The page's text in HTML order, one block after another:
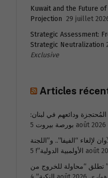
Kuwait and the Future of
Projection 29 juillet
Strategic Assessment:
Strategic Neutralization
Exclusive
Articles
ودائعهم في لبنان:
بورصة بيروت 5 août 2026
لإلغاء “الفيفا”.. و”اللجنة
الأولمبية الدولية”! 5 août
تطلق “محاولة للخروج من